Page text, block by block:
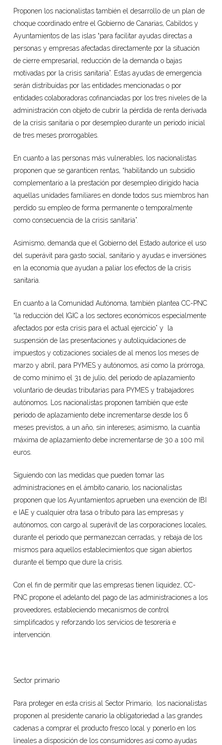
Proponen los nacionalistas también el desarrollo de un plan de
choque coordinado entre el Gobierno de Canarias, Cabildos y
Ayuntamientos de las islas “para facilitar ayudas directas a
personas y empresas afectadas directamente por la situación
de cierre empresarial, reducción de la demanda o bajas
motivadas por la crisis sanitaria”. Estas ayudas de emergencia
serán distribuidas por las entidades mencionadas o por
entidades colaboradoras cofinanciadas por los tres niveles de la
administración con objeto de cubrir la pérdida de renta derivada
de la crisis sanitaria o por desempleo durante un periodo inicial
de tres meses prorrogables.
En cuanto a las personas más vulnerables, los nacionalistas
proponen que se garanticen rentas, “habilitando un subsidio
complementario a la prestación por desempleo dirigido hacia
aquellas unidades familiares en donde todos sus miembros han
perdido su empleo de forma permanente o temporalmente
como consecuencia de la crisis sanitaria”.
Asimismo, demanda que el Gobierno del Estado autorice el uso
del superávit para gasto social, sanitario y ayudas e inversiónes
en la economía que ayudan a paliar los efectos de la crisis
sanitaria.
En cuanto a la Comunidad Autónoma, también plantea CC-PNC
“la reducción del IGIC a los sectores económicos especialmente
afectados por esta crisis para el actual ejercicio” y la
suspensión de las presentaciones y autoliquidaciones de
impuestos y cotizaciones sociales de al menos los meses de
marzo y abril, para PYMES y autónomos, así como la prórroga,
de como mínimo el 31 de julio, del periodo de aplazamiento
voluntario de deudas tributarias para PYMES y trabajadores
autónomos. Los nacionalistas proponen también que este
periodo de aplazamiento debe incrementarse desde los 6
meses previstos, a un año, sin intereses; asimismo, la cuantía
máxima de aplazamiento debe incrementarse de 30 a 100 mil
euros.
Siguiendo con las medidas que pueden tomar las
administraciones en el ámbito canario, los nacionalistas
proponen que los Ayuntamientos aprueben una exención de IBI
e IAE y cualquier otra tasa o tributo para las empresas y
autónomos, con cargo al superávit de las corporaciones locales,
durante el periodo que permanezcan cerradas, y rebaja de los
mismos para aquellos establecimientos que sigan abiertos
durante el tiempo que dure la crisis.
Con el fin de permitir que las empresas tienen liquidez, CC-
PNC propone el adelanto del pago de las administraciones a los
proveedores, estableciendo mecanismos de control
simplificados y reforzando los servicios de tesorería e
intervención.
Sector primario
Para proteger en esta crisis al Sector Primario, los nacionalistas
proponen al presidente canario la obligatoriedad a las grandes
cadenas a comprar el producto fresco local y ponerlo en los
lineales a disposición de los consumidores así como ayudas